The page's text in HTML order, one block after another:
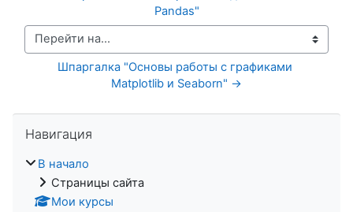
Pandas"
Перейти на...
Шпаргалка "Основы работы с графиками
Matplotlib и Seaborn" →
Навигация
В начало
Страницы сайта
Мои курсы